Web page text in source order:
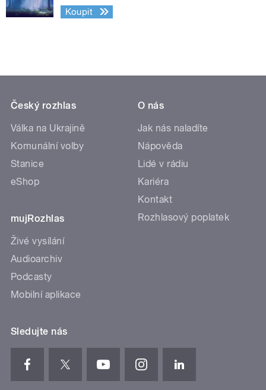
Koupit
Český rozhlas
Válka na Ukrajině
Komunální volby
Stanice
eShop
mujRozhlas
Živé vysílání
Audioarchiv
Podcasty
Mobilní aplikace
O nás
Jak nás naladíte
Nápověda
Lidé v rádiu
Kariéra
Kontakt
Rozhlasový poplatek
Sledujte nás